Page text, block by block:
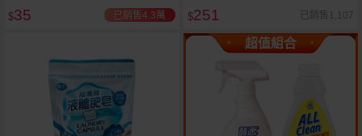
$35 已銷售4.3萬 $251 已銷售1,107
超值組合